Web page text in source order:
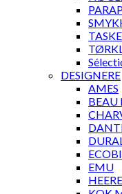
DESIGNERE
AMES
BEAU
EMU